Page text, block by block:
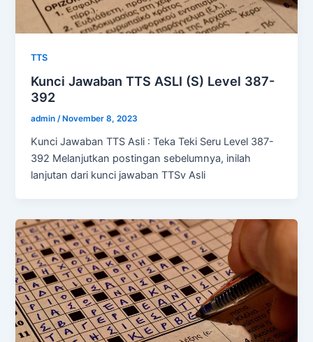
TTS
Kunci Jawaban TTS ASLI (S) Level 387-
392
admin/ November 8, 2023
Kunci Jawaban TTS Asli : Teka Teki Seru Level 387-
392 Melanjutkan postingan sebelumnya, inilah
lanjutan dari kunci jawaban TTSv Asli